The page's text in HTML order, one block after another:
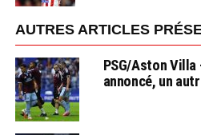
AUTRES ARTICLES
PSG/Aston
annoncé, un